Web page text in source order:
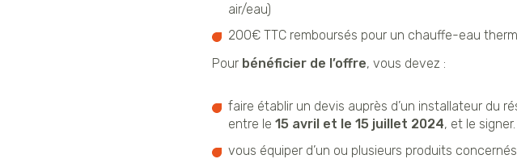
air/eau)
200€ TTC remboursés pour un chauffe-eau
Pour bénéficier de l’offre, vous devez :
faire établir un devis auprès d’un installateur du
entre le 15 avril et le 15 juillet 2024, et le signer.
vous équiper d’un ou plusieurs produits